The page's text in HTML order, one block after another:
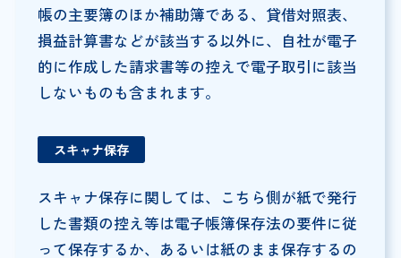
帳の主要簿のほか補助簿である、貸借対照表、
損益計算書などが該当する以外に、自社が電子
的に作成した請求書等の控えで電子取引に該当
しないものも含まれます。
スキャナ保存
スキャナ保存に関しては、こちら側が紙で発行
した書類の控え等は電子帳簿保存法の要件に従
って保存するか、あるいは紙のまま保存するの